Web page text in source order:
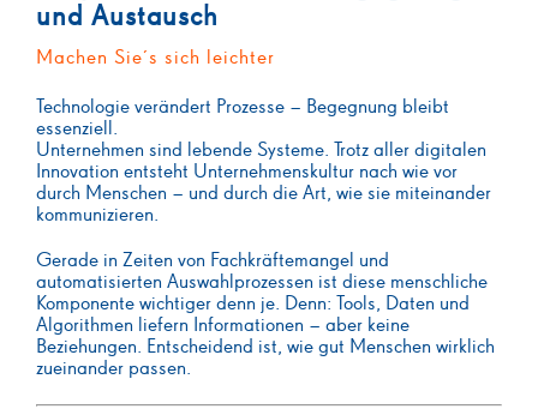
und Austausch
Machen Sie´s sich leichter
Technologie verändert Prozesse – Begegnung bleibt
essenziell.
Unternehmen sind lebende Systeme. Trotz aller digitalen
Innovation entsteht Unternehmenskultur nach wie vor
durch Menschen – und durch die Art, wie sie miteinander
kommunizieren.
Gerade in Zeiten von Fachkräftemangel und
automatisierten Auswahlprozessen ist diese menschliche
Komponente wichtiger denn je. Denn: Tools, Daten und
Algorithmen liefern Informationen – aber keine
Beziehungen. Entscheidend ist, wie gut Menschen wirklich
zueinander passen.